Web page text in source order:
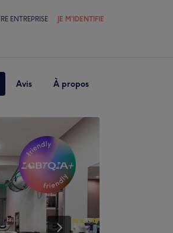
ENTREPRISE JE M'IDENTIFIE
Avis À propos